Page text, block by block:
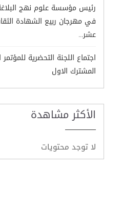
رئيس مؤسسة علوم نهج
في مهرجان ربيع الشهادة
عشر...
اجتماع اللجنة التحضرية
المشترك الاول
الأكثر مشاهدة
لا توجد محتويات